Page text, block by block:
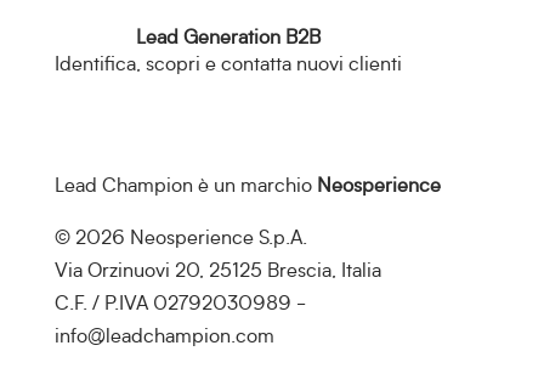
Lead Generation B2B
Identifica, scopri e contatta nuovi clienti
Lead Champion è un marchio Neosperience
© 2026 Neosperience S.p.A.
Via Orzinuovi 20, 25125 Brescia, Italia
C.F. / P.IVA 02792030989 -
info@leadchampion.com